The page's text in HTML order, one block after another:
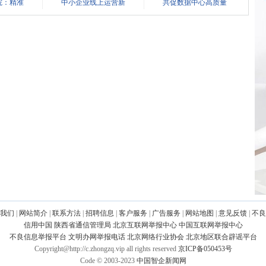
：精准 中小企业线上运营新 共促数据中心高质量
们 网站简介 联系方法 招聘信息 客户服务 广告服务 网站地图 意见反馈 不
信用中国 陕西省通信管理局 北京互联网举报中心 中国互联网举报中心
不良信息举报平台 文明办网举报电话 北京网络行业协会 北京地区联合辟谣平台
Copyright@http://c.zhongzq.vip all rights reserved 京ICP备050453号
Code © 2003-2023 中国智企新闻网